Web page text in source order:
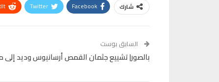
شارك Facebook
Twitter
السابق بوست
بالصور| تشييع جثمان القمص أرسانيوس وديد إلى